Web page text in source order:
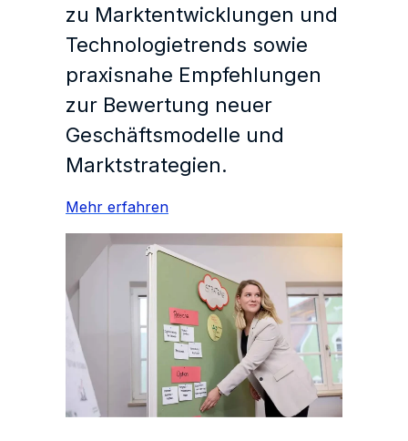
zu Marktentwicklungen und
Technologietrends sowie
praxisnahe Empfehlungen
zur Bewertung neuer
Geschäftsmodelle und
Marktstrategien.
Mehr erfahren